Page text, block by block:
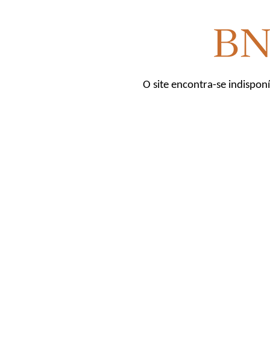
O site encontra-se